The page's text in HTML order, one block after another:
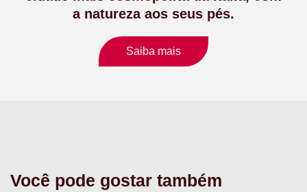
a natureza aos seus pés.
Saiba mais
Você pode gostar também